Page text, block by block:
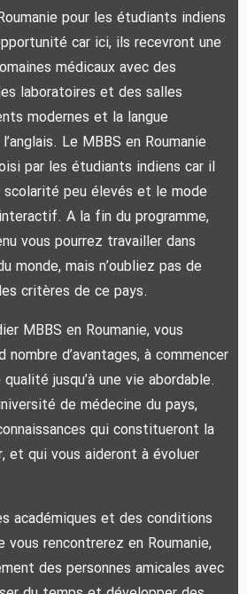
pour les étudiants indiens
car ici, ils recevront une
médicaux avec des
laboratoires et des salles
modernes et la langue
Le MBBS en Roumanie
par les étudiants indiens car il
peu élevés et le mode
A la fin du programme,
vous pourrez travailler dans
monde, mais n’oubliez pas de
critères de ce pays.
MBBS en Roumanie, vous
nombre d’avantages, à commencer
jusqu’à une vie abordable.
de médecine du pays,
qui constitueront la
et qui vous aideront à évoluer
académiques et des conditions
rencontrerez en Roumanie,
des personnes amicales avec